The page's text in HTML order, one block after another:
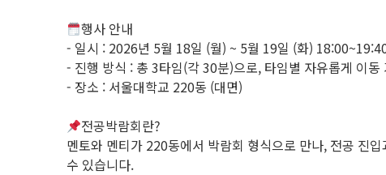
행사 안내
- 일시 : 2026년 5월 18일 (월) ~ 5월 19일 (화)
- 진행 방식 : 총 3타임(각 30분)으로, 타임별 자유롭게 이동
- 장소 : 서울대학교 220동 (대면)
전공박람회란?
멘토와 멘티가 220동에서 박람회 형식으로 만나, 전공 진
수 있습니다.